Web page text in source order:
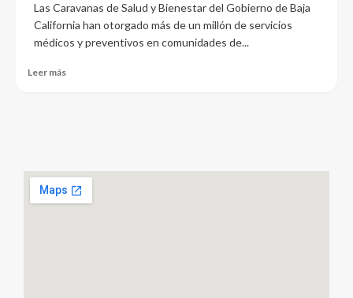
Las Caravanas de Salud y Bienestar del Gobierno de Baja
California han otorgado más de un millón de servicios
médicos y preventivos en comunidades de...
Leer más